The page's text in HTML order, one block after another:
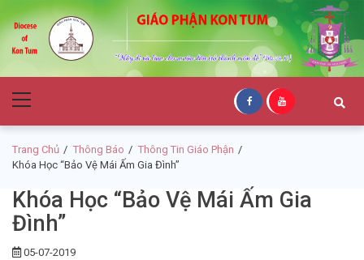
to
navigation
to
content
Giáo Phận Kon
Tum
Menu
Trang Chủ Thông Báo
Thông Tin Giáo Phận
Khóa Học “Bảo Vệ Mái Ấm Gia Đình”
Khóa Học “Bảo Vệ Mái Ấm Gia
Đình”
05-07-2019